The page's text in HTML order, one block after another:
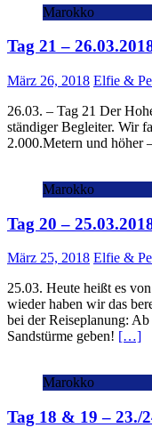
Marokko
Tag 21 –
März 26, 2018 Elfie &
26.03. – Tag 21 Der
ständiger Begleiter. Wir
2.000.Metern und höher
Marokko
Tag 20 –
März 25, 2018 Elfie &
25.03. Heute heißt es
wieder haben wir das
bei der Reiseplanung:
Sandstürme geben! […]
Marokko
Tag 18 & 19 – 23./